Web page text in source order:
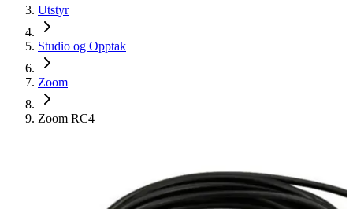
Utstyr
Studio og Opptak
Zoom
Zoom RC4